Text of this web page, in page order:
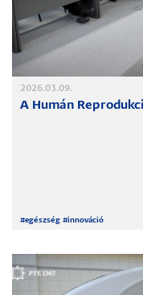
2026.03.09.
A Humán
#egészség #innováció